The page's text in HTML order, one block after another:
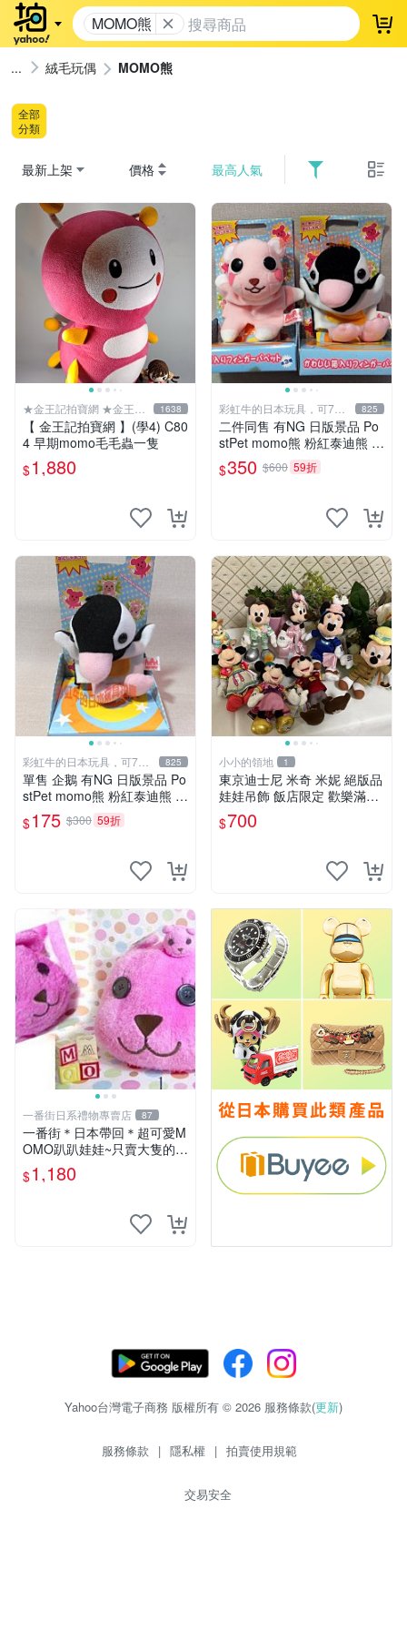
MOMO熊 登
絨毛玩偶 MOMO熊
全部
分類
最新上架 價格 最高人氣
★金王記拍寶網 ★金王記
拍寶趣
1638
【 金王記拍寶網 】(學4) C80
4 早期momo毛毛蟲一隻
$1,880
彩虹牛的日本玩具，可7取
付
825
二件同售 有NG 日版景品 Po
stPet momo熊 粉紅泰迪熊 妹
妹 comomo 企鵝 娃娃 布偶
手指頭 娃娃
$350 $600 59折
彩虹牛的日本玩具，可7取
付
825
單售 企鵝 有NG 日版景品 Po
stPet momo熊 粉紅泰迪熊 娃
娃 布偶 手指頭 娃娃
$175 $300 59折
小小的領地 1
東京迪士尼 米奇 米妮 絕版品
娃娃吊飾 飯店限定 歡樂滿人
間 復活節
$700
一番街日系禮物專賣店 87
一番街＊日本帶回＊超可愛M
OMO趴趴娃娃~只賣大隻的1
號~單隻價～生日禮物
$1,180
Yahoo台灣電子商務 版權所有 © 2026 服務條款(更新)
服務條款 | 隱私權 | 拍賣使用規範
交易安全